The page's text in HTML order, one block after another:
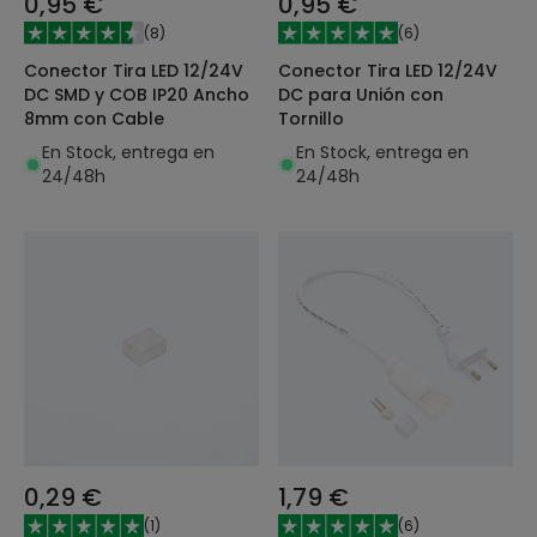
(8)
Conector Tira LED 12/24V
DC SMD y COB IP20 Ancho
8mm con Cable
En Stock, entrega en
24/48h
(6)
Conector Tira LED 12/24V
DC para Unión con
Tornillo
En Stock, entrega en
24/48h
0,29 €
(1)
1,79 €
(6)